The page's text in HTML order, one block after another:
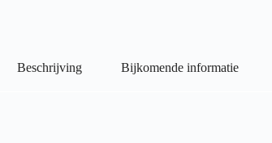
Beschrijving Bijkomende informatie